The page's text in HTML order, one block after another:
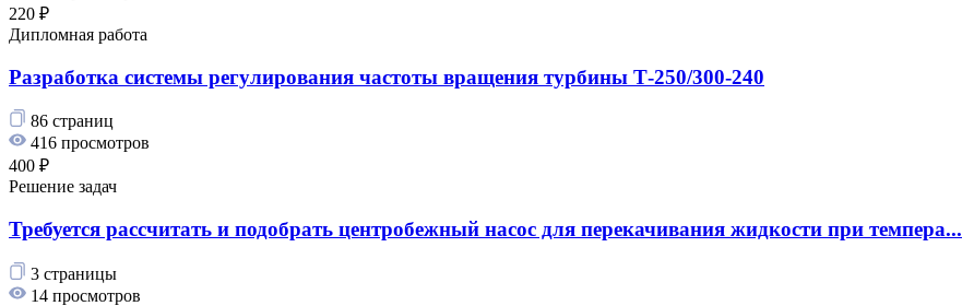
220 ₽
Дипломная работа
Разработка системы регулирования частоты вращения турбины Т-250/300-240
86 страниц
416 просмотров
400 ₽
Решение задач
Требуется рассчитать и подобрать центробежный насос для перекачивания жидкости при темпера...
3 страницы
14 просмотров